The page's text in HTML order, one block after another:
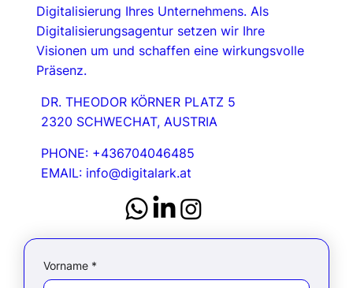
Digitalisierung Ihres Unternehmens. Als
Digitalisierungsagentur setzen wir Ihre
Visionen um und schaffen eine wirkungsvolle
Präsenz.
DR. THEODOR KÖRNER PLATZ 5
2320 SCHWECHAT, AUSTRIA
PHONE: +436704046485
EMAIL: info@digitalark.at
Vorname *